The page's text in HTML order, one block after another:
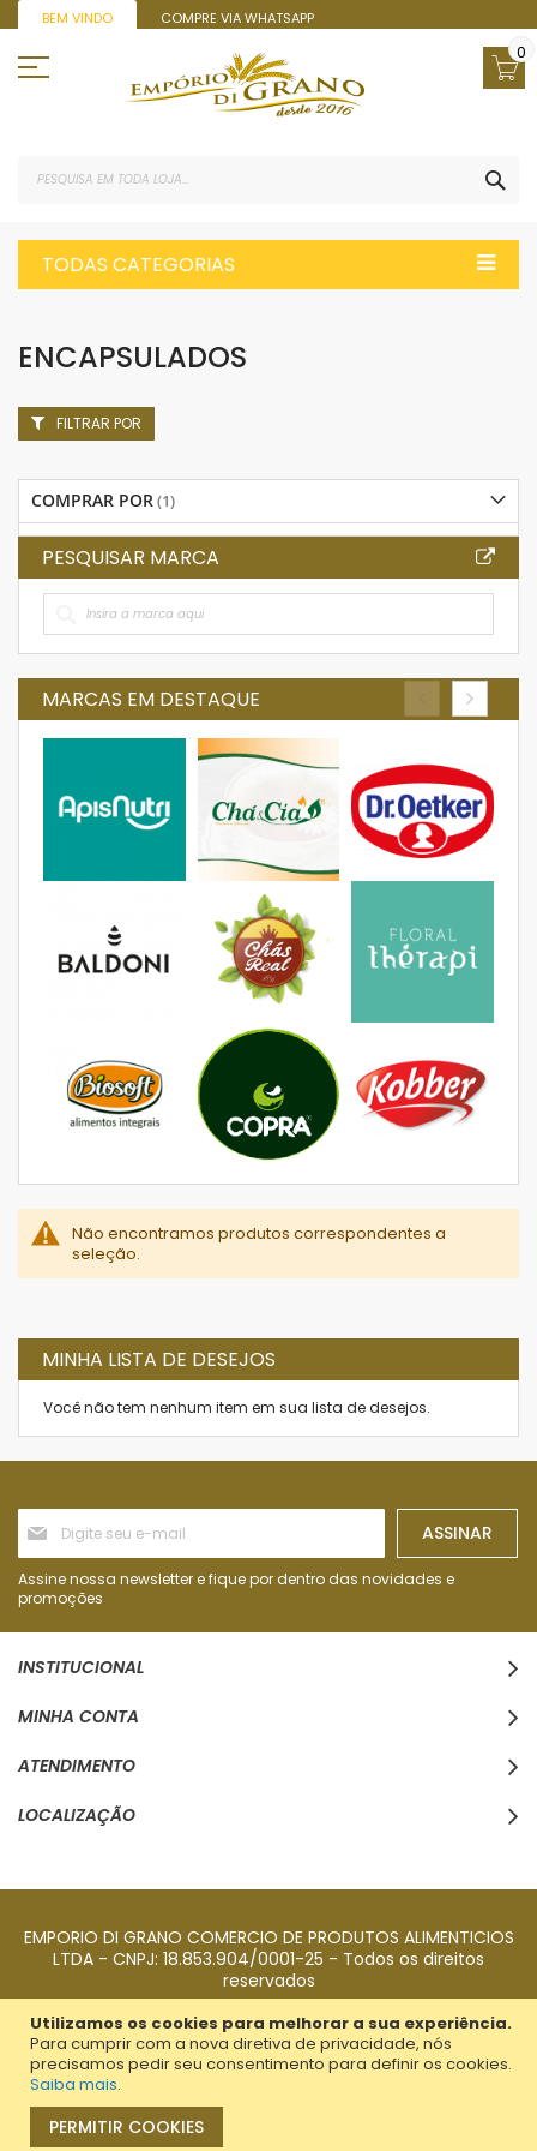
Utilizamos os cookies para melhorar a sua experiência.
Para cumprir com a nova diretiva de privacidade, nós
precisamos pedir seu consentimento para definir os cookies.
Saiba mais.
PERMITIR COOKIES
Pular
para
conteúdo
BEM VINDO COMPRE VIA WHATSAPP
0
TODAS CATEGORIAS
ENCAPSULADOS
Não encontramos produtos correspondentes a
seleção.
FILTRAR POR
COMPRAR POR
PESQUISAR MARCA
MARCAS EM DESTAQUE
MINHA LISTA DE DESEJOS
Você não tem nenhum item em sua lista de desejos.
Inscreva-
se
na
nossa
Newsletter:
ASSINAR
Assine nossa newsletter e fique por dentro das novidades e
promoções
INSTITUCIONAL
MINHA CONTA
ATENDIMENTO
LOCALIZAÇÃO
EMPORIO DI GRANO COMERCIO DE PRODUTOS ALIMENTICIOS
LTDA - CNPJ: 18.853.904/0001-25 - Todos os direitos
reservados